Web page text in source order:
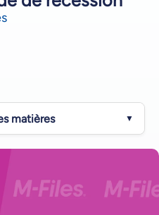
matières ▼
la transformation
facette essentielle de la